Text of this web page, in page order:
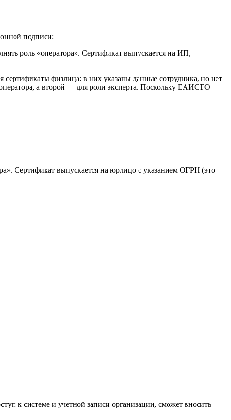
подписи:
роль «оператора». Сертификат выпускается на ИП,
физлица: в них указаны данные сотрудника, но нет
а второй — для роли эксперта. Поскольку ЕАИСТО
Сертификат выпускается на юрлицо с указанием ОГРН (это
к системе и учетной записи организации, сможет вносить